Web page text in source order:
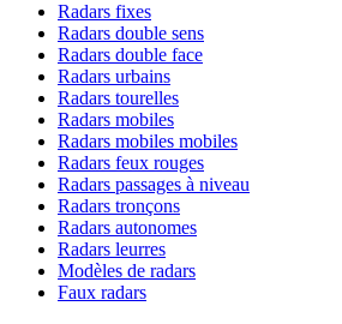
Radars fixes
Radars double sens
Radars double face
Radars urbains
Radars tourelles
Radars mobiles
Radars mobiles mobiles
Radars feux rouges
Radars passages à niveau
Radars tronçons
Radars autonomes
Radars leurres
Modèles de radars
Faux radars